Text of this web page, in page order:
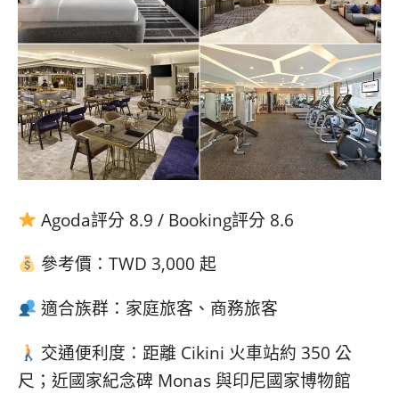
Agoda評分 8.9 / Booking評分 8.6
參考價：TWD 3,000 起
適合族群：家庭旅客、商務旅客
交通便利度：距離 Cikini 火車站約 350 公
尺；近國家紀念碑 Monas 與印尼國家博物館